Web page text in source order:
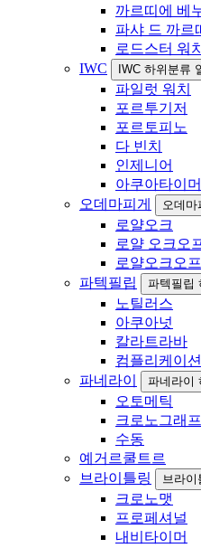
까르띠에 베
파샤 드 까르
로드스터 워치
IWC
IWC 하위분류
파일럿 워치
포르투기저
포르토피노
다 빈치
인제니어
아쿠아타이머
오데마피게
오데
로얄오크
로얄 오크오
로얄오크오
파텍필립
파텍필립
노틸러스
아쿠아넛
칼라트라바
컴플리케이
파네라이
파네라이
오토메틱
크로노그래프
수동
예거르쿨트르
브라이틀링
브라
크로노맷
프로페셔널
내비타이머